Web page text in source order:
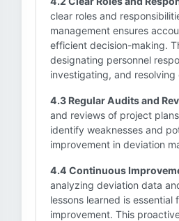
clear roles and
management ensures
efficient decision-making.
designating personnel
investigating, and resolving
4.3 Regular Audits and
and reviews of project
identify weaknesses and
improvement in deviation
4.4 Continuous
analyzing deviation data
lessons learned is essential
improvement. This